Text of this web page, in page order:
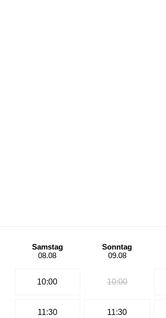
Samstag
08.08
10:00
11:30
Sonntag
09.08
10:00
11:30